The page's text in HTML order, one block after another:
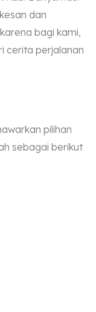
dan
bagi kami,
cerita perjalanan
pilihan
sebagai berikut